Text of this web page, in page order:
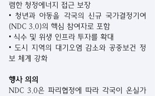
렴한 청정에너지 접근 보장
• 청년과 아동을 각국의 신규 국가결정기여
(NDC 3.0)의 핵심 참여자로 포함
• 식수 및 위생 인프라 투자를 확대
• 도시 지역의 대기오염 감소와 공중보건 정
보 체계 강화
행사 의의
NDC 3.0은 파리협정에 따라 각국이 온실가